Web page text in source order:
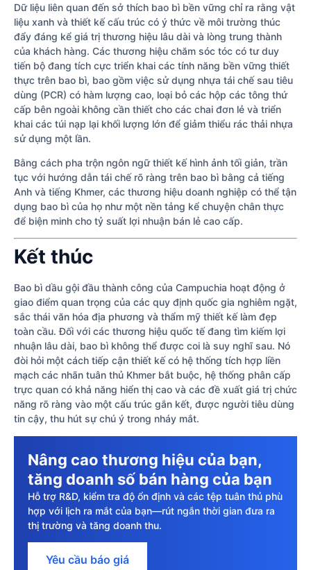
Dữ liệu liên quan đến sở thích bao bì bền vững chỉ ra rằng vật
liệu xanh và thiết kế cấu trúc có ý thức về môi trường thúc
đẩy đáng kể giá trị thương hiệu lâu dài và lòng trung thành
của khách hàng. Các thương hiệu chăm sóc tóc có tư duy
tiến bộ đang tích cực triển khai các tính năng bền vững thiết
thực trên bao bì, bao gồm việc sử dụng nhựa tái chế sau tiêu
dùng (PCR) có hàm lượng cao, loại bỏ các hộp các tông thứ
cấp bên ngoài không cần thiết cho các chai đơn lẻ và triển
khai các túi nạp lại khối lượng lớn để giảm thiểu rác thải nhựa
sử dụng một lần.
Bằng cách pha trộn ngôn ngữ thiết kế hình ảnh tối giản, trần
tục với hướng dẫn tái chế rõ ràng trên bao bì bằng cả tiếng
Anh và tiếng Khmer, các thương hiệu doanh nghiệp có thể tận
dụng bao bì của họ như một nền tảng kể chuyện chân thực
để biện minh cho tỷ suất lợi nhuận bán lẻ cao cấp.
Kết thúc
Bao bì dầu gội đầu thành công của Campuchia hoạt động ở
giao điểm quan trọng của các quy định quốc gia nghiêm ngặt,
sắc thái văn hóa địa phương và thẩm mỹ thiết kế làm đẹp
toàn cầu. Đối với các thương hiệu quốc tế đang tìm kiếm lợi
nhuận lâu dài, bao bì không thể được coi là suy nghĩ sau. Nó
đòi hỏi một cách tiếp cận thiết kế có hệ thống tích hợp liền
mạch các nhãn tuân thủ Khmer bắt buộc, hệ thống phân cấp
trực quan có khả năng hiển thị cao và các đề xuất giá trị chức
năng rõ ràng vào một cấu trúc gắn kết, được người tiêu dùng
tin cậy, thu hút sự chú ý trong nháy mắt.
Nâng cao thương hiệu của bạn,
tăng doanh số bán hàng của bạn
Hỗ trợ R&D, kiểm tra độ ổn định và các tệp tuân thủ phù
hợp với lịch ra mắt của bạn—rút ngắn thời gian đưa ra
thị trường và tăng doanh thu.
Yêu cầu báo giá